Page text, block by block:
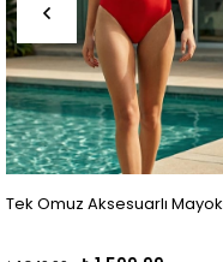
Aksesuarlı Mayokini